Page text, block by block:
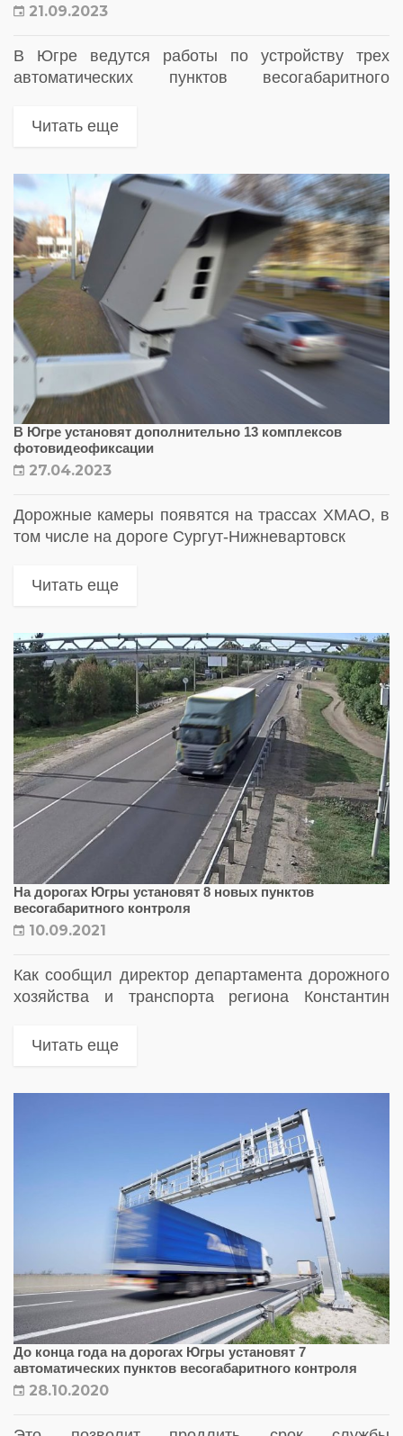
21.09.2023
В Югре ведутся работы по устройству трех
автоматических пунктов весогабаритного
«Безопасные качественные дороги»
Читать еще
В Югре установят дополнительно 13 комплексов
фотовидеофиксации
27.04.2023
Дорожные камеры появятся на трассах ХМАО, в
том числе на дороге Сургут-Нижневартовск
Читать еще
На дорогах Югры установят 8 новых пунктов
весогабаритного контроля
10.09.2021
Как сообщил директор департамента дорожного
хозяйства и транспорта региона Константин
действие до конца нынешнего года
Читать еще
До конца года на дорогах Югры установят 7
автоматических пунктов весогабаритного контроля
28.10.2020